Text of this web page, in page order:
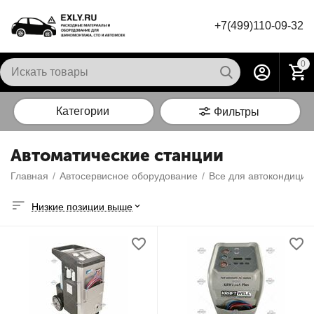
+7(499)110-09-32
0
Категории Фильтры
Автоматические станции
Главная / Автосервисное оборудование / Все для
Низкие позиции выше